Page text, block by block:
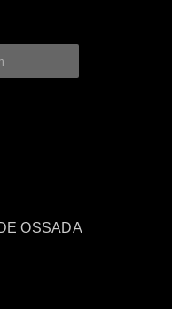
OSSADA